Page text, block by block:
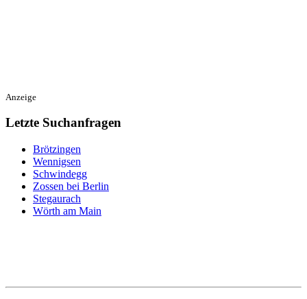
Anzeige
Letzte Suchanfragen
Brötzingen
Wennigsen
Schwindegg
Zossen bei Berlin
Stegaurach
Wörth am Main